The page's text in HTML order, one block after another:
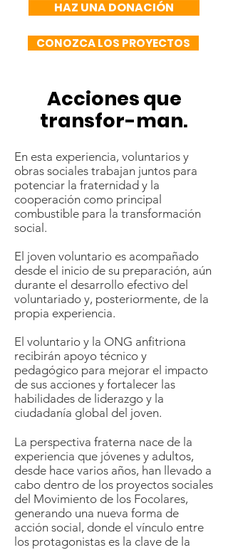
HAZ UNA DONACIÓN
CONOZCA LOS PROYECTOS
Acciones que
transfor-man.
En esta experiencia, voluntarios y
obras sociales trabajan juntos para
potenciar la fraternidad y la
cooperación como principal
combustible para la transformación
social.
El joven voluntario es acompañado
desde el inicio de su preparación, aún
durante el desarrollo efectivo del
voluntariado y, posteriormente, de la
propia experiencia.
El voluntario y la ONG anfitriona
recibirán apoyo técnico y
pedagógico para mejorar el impacto
de sus acciones y fortalecer las
habilidades de liderazgo y la
ciudadanía global del joven.
La perspectiva fraterna nace de la
experiencia que jóvenes y adultos,
desde hace varios años, han llevado a
cabo dentro de los proyectos sociales
del Movimiento de los Focolares,
generando una nueva forma de
acción social, donde el vínculo entre
los protagonistas es la clave de la